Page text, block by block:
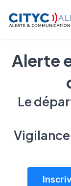
Téléalerte -
Alerte
Le
Vigilance